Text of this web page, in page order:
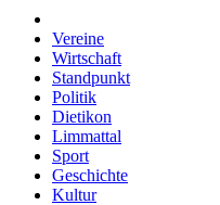
Vereine
Wirtschaft
Standpunkt
Politik
Dietikon
Limmattal
Sport
Geschichte
Kultur